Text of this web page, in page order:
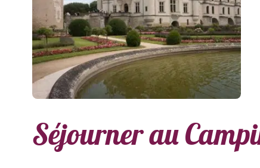
Séjourner au